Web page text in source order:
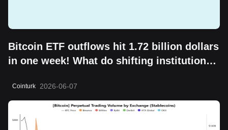
Bitcoin ETF outflows hit 1.72 billion dollars
in one week! What do shifting institutional
Cointurk 2026-06-07